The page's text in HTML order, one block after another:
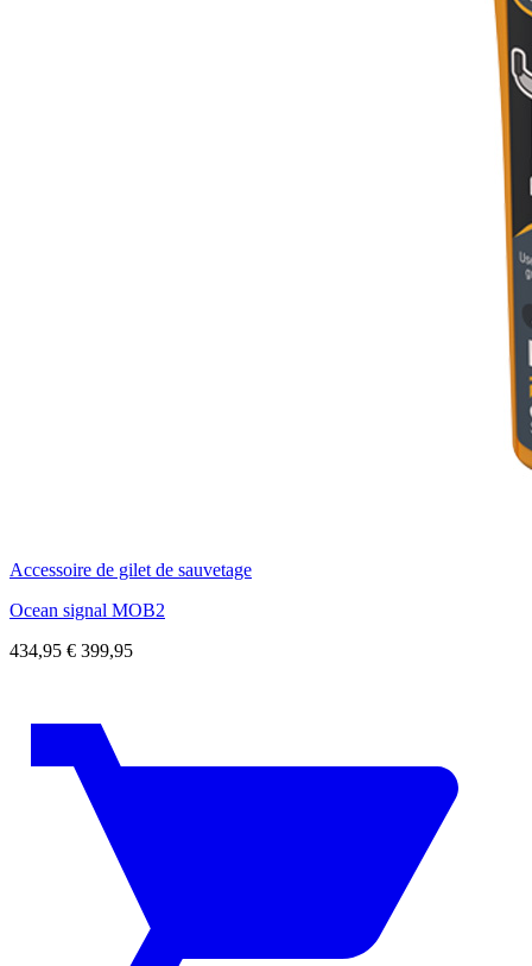
Accessoire de gilet de sauvetage
Ocean signal MOB2
434,95 € 399,95